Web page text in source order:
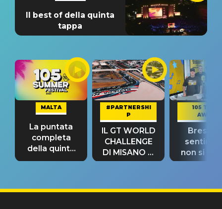
Il best of della quinta
tappa
MALTA
La puntata
completa
della quinta
tappa
#PARTNERSHI
P
IL GT WORLD
CHALLENGE
DI MISANO si
riconferma
105 TAKE
AWAY
Bresh:
non si
fino alla